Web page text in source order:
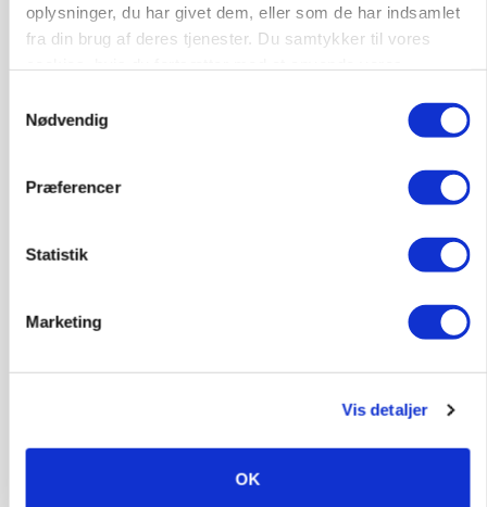
oplysninger, du har givet dem, eller som de har indsamlet
fra din brug af deres tjenester. Du samtykker til vores
Nødvendig
Præferencer
Statistik
Marketing
Vis detaljer
OK
Prisgab på 20 kroner pr. kg vokser: Polsk kylling
presser markedet